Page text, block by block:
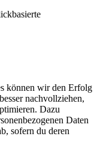
können wir den Erfolg
nachvollziehen,
Dazu
Daten
sofern du deren